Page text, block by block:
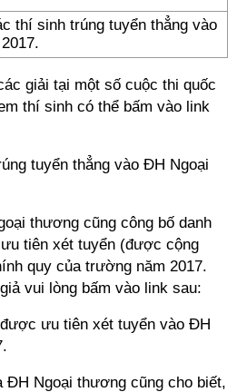
thí sinh trúng tuyển thẳng vào
giải tại một số cuộc thi quốc
thí sinh có thể bấm vào link
tuyển thẳng vào ĐH Ngoại
thương cũng công bố danh
tiên xét tuyển (được cộng
quy của trường năm 2017.
vui lòng bấm vào link sau:
ưu tiên xét tuyển vào ĐH
ĐH Ngoại thương cũng cho biết,